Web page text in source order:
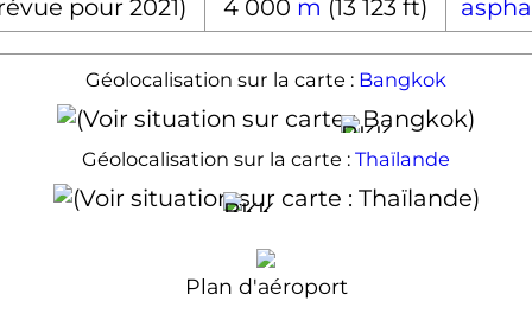
pour 2021) 4 000 m (13 123 ft)
Géolocalisation sur la carte : Bangkok
Géolocalisation sur la carte : Thaïlande
Plan d'aéroport